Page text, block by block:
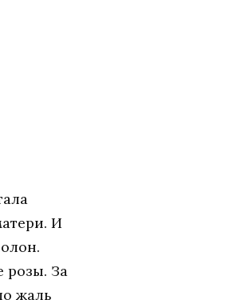
И
розы. За
жаль